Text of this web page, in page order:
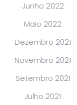
Junho 2022
Maio 2022
Dezembro 2021
Novembro 2021
Setembro 2021
Julho 2021